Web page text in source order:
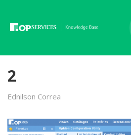
2
Ednilson Correa